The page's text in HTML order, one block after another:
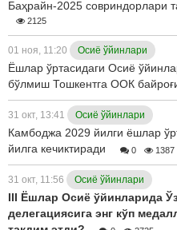
Баҳрайн-2025 совриндорлари
2125
01 ноя, 11:20 Осиё ўйинлари
Ёшлар ўртасидаги Осиё
бўлмиш Тошкентга OOК
31 окт, 13:41 Осиё ўйинлари
Камбоджа 2029 йилги ёшлар
йилга кечиктиради
0 1387
31 окт, 11:56 Осиё ўйинлари
III Ёшлар Осиё ўйинларида
делегациясига энг кўп